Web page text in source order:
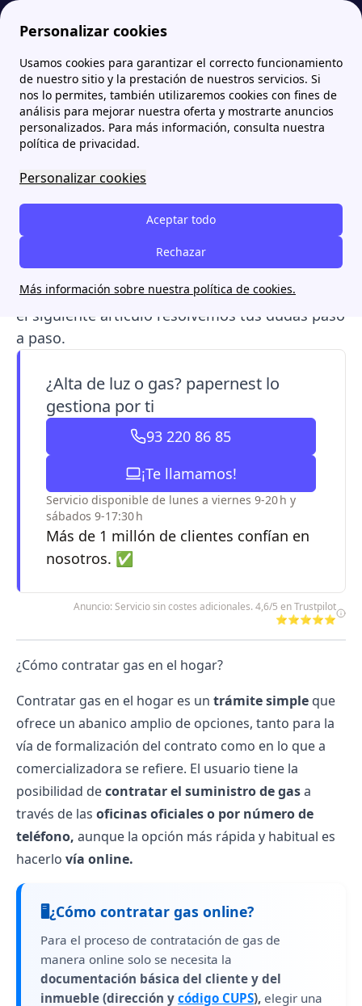
Personalizar cookies
Usamos cookies para garantizar el correcto funcionamiento
de nuestro sitio y la prestación de nuestros servicios. Si
nos lo permites, también utilizaremos cookies con fines de
análisis para mejorar nuestra oferta y mostrarte anuncios
personalizados. Para más información, consulta nuestra
política de privacidad.
Personalizar cookies
Aceptar todo
Rechazar
Más información sobre nuestra política de cookies.
Papernest.es Trámites Luz y Gas ¿Cómo contratar gas? Precios y documentación
¿Cómo contratar gas?
Precios y documentación
Obtenersuministro de gas
es un proceso sencillo que puedes realizar vía
online como telefónica o presencialmente. Si
no sabes cómo contratar el suministro de gas,
la documentación que se precisa, qué tipo de
tarifa contratar o si hay costes adicionales, en
el siguiente artículo resolvemos tus dudas paso
a paso.
¿Alta de luz o gas? papernest lo
gestiona por ti
93 220 86 85
¡Te llamamos!
Servicio disponible de lunes a viernes 9-20 h y
sábados 9-17:30 h
Más de 1 millón de clientes confían en
nosotros. ✅
Anuncio: Servicio sin costes adicionales. 4,6/5 en Trustpilot
⭐⭐⭐⭐⭐
¿Cómo contratar gas en el hogar?
Contratar gas en el hogar es un trámite simple que
ofrece un abanico amplio de opciones, tanto para la
vía de formalización del contrato como en lo que a
comercializadora se refiere. El usuario tiene la
posibilidad decontratar el suministro de gasa
través de las oficinas oficiales o por número de
teléfono, aunque la opción más rápida y habitual es
hacerlo vía online.
🖥️¿Cómo contratar gas online?
Para el proceso de contratación de gas de
manera online solo se necesita la
documentación básica del cliente y del
inmueble (dirección y código CUPS), elegir una